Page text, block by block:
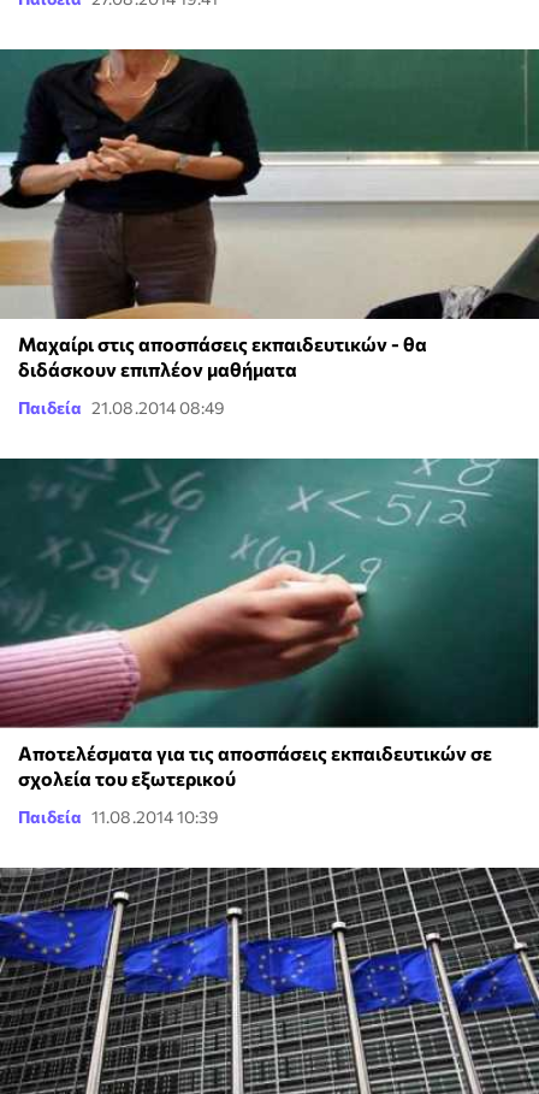
Μαχαίρι στις αποσπάσεις εκπαιδευτικών - θα
διδάσκουν επιπλέον μαθήματα
Παιδεία 21.08.2014 08:49
Αποτελέσματα για τις αποσπάσεις εκπαιδευτικών σε
σχολεία του εξωτερικού
Παιδεία 11.08.2014 10:39